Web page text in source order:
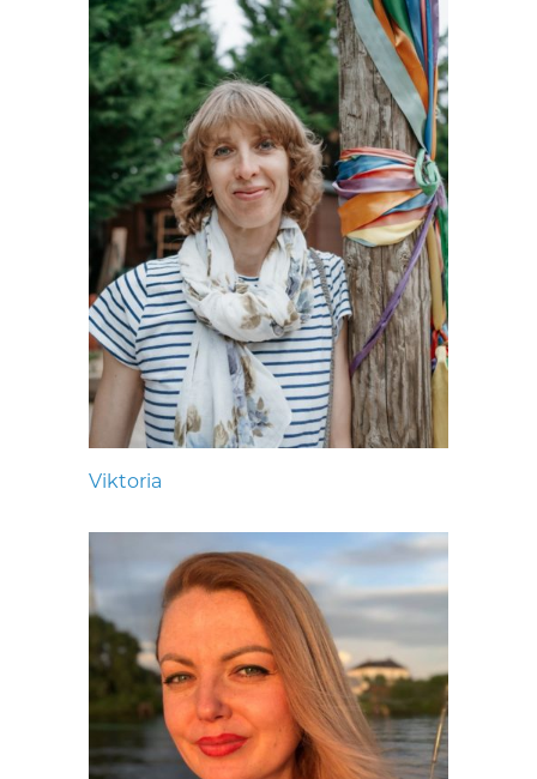
Viktoria